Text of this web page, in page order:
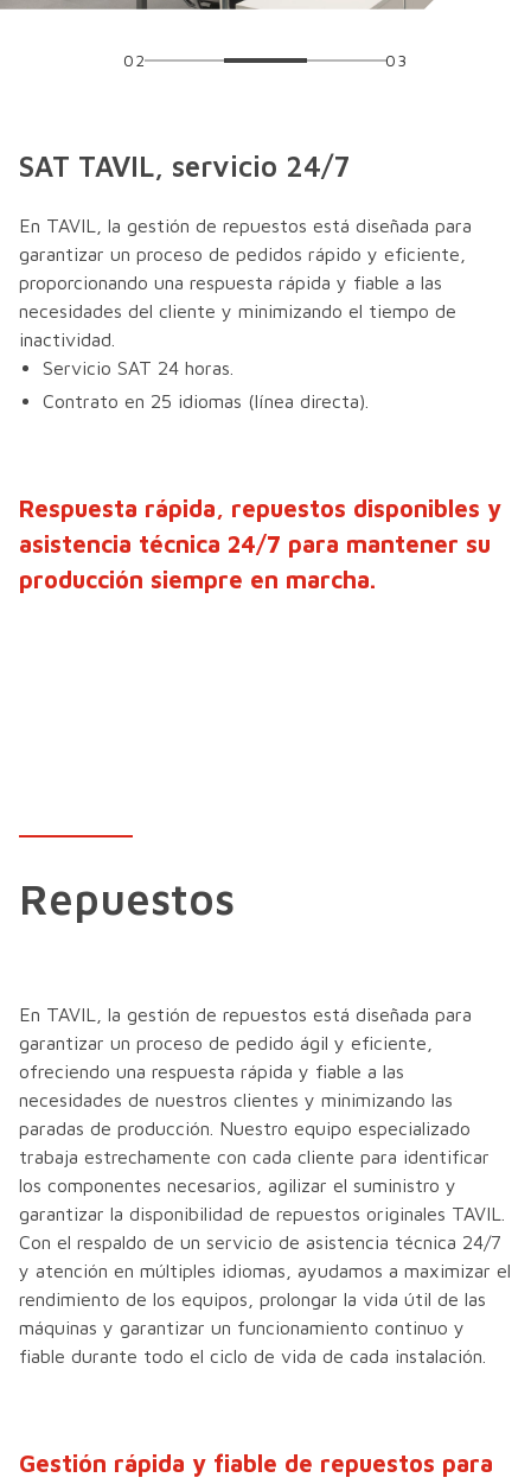
02 03
SAT TAVIL, servicio 24/7
En TAVIL, la gestión de repuestos está diseñada para
garantizar un proceso de pedidos rápido y eficiente,
proporcionando una respuesta rápida y fiable a las
necesidades del cliente y minimizando el tiempo de
inactividad.
Servicio SAT 24 horas.
Contrato en 25 idiomas (línea directa).
Respuesta rápida, repuestos disponibles y
asistencia técnica 24/7 para mantener su
producción siempre en marcha.
Repuestos
En TAVIL, la gestión de repuestos está diseñada para
garantizar un proceso de pedido ágil y eficiente,
ofreciendo una respuesta rápida y fiable a las
necesidades de nuestros clientes y minimizando las
paradas de producción. Nuestro equipo especializado
trabaja estrechamente con cada cliente para identificar
los componentes necesarios, agilizar el suministro y
garantizar la disponibilidad de repuestos originales TAVIL.
Con el respaldo de un servicio de asistencia técnica 24/7
y atención en múltiples idiomas, ayudamos a maximizar el
rendimiento de los equipos, prolongar la vida útil de las
máquinas y garantizar un funcionamiento continuo y
fiable durante todo el ciclo de vida de cada instalación.
Gestión rápida y fiable de repuestos para